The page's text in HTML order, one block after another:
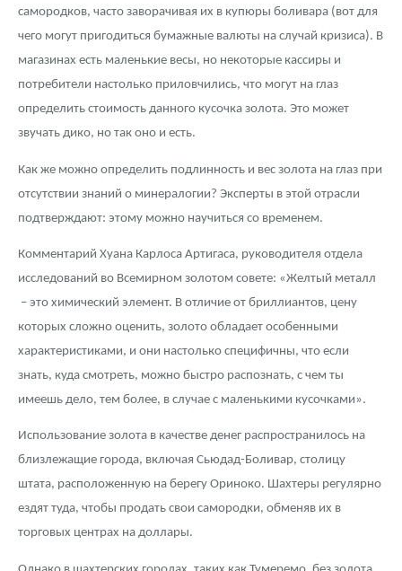
самородков, часто заворачивая их в купюры боливара (вот для
чего могут пригодиться бумажные валюты на случай кризиса). В
магазинах есть маленькие весы, но некоторые кассиры и
потребители настолько приловчились, что могут на глаз
определить стоимость данного кусочка золота. Это может
звучать дико, но так оно и есть.
Как же можно определить подлинность и вес золота на глаз при
отсутствии знаний о минералогии? Эксперты в этой отрасли
подтверждают: этому можно научиться со временем.
Комментарий Хуана Карлоса Артигаса, руководителя отдела
исследований во Всемирном золотом совете: «Желтый металл
– это химический элемент. В отличие от бриллиантов, цену
которых сложно оценить, золото обладает особенными
характеристиками, и они настолько специфичны, что если
знать, куда смотреть, можно быстро распознать, с чем ты
имеешь дело, тем более, в случае с маленькими кусочками».
Использование золота в качестве денег распространилось на
близлежащие города, включая Сьюдад-Боливар, столицу
штата, расположенную на берегу Ориноко. Шахтеры регулярно
ездят туда, чтобы продать свои самородки, обменяв их в
торговых центрах на доллары.